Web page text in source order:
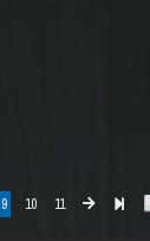
9 10 11